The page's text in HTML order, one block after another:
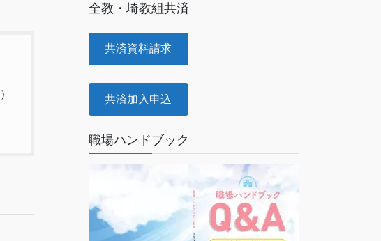
全教・埼教組共済
共済資料請求
共済加入申込
職場ハンドブック